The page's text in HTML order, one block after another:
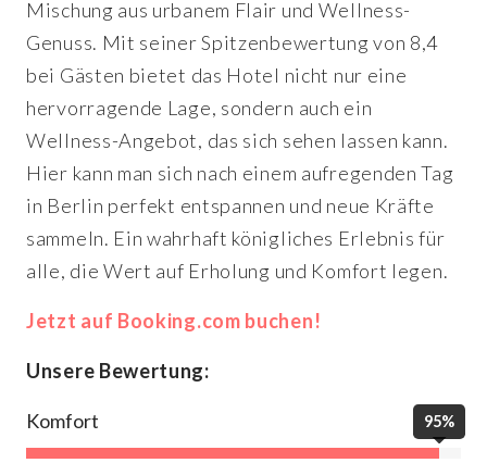
Mischung aus urbanem Flair und Wellness-
Genuss. Mit seiner Spitzenbewertung von 8,4
bei Gästen bietet das Hotel nicht nur eine
hervorragende Lage, sondern auch ein
Wellness-Angebot, das sich sehen lassen kann.
Hier kann man sich nach einem aufregenden Tag
in Berlin perfekt entspannen und neue Kräfte
sammeln. Ein wahrhaft königliches Erlebnis für
alle, die Wert auf Erholung und Komfort legen.
Jetzt auf Booking.com buchen!
Unsere Bewertung:
Komfort 95%